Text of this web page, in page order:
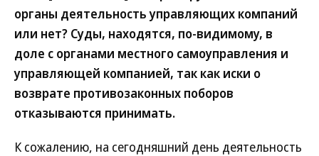
органы деятельность управляющих компаний
или нет? Суды, находятся, по-видимому, в
доле с органами местного самоуправления и
управляющей компанией, так как иски о
возврате противозаконных поборов
отказываются принимать.
К сожалению, на сегодняшний день деятельность